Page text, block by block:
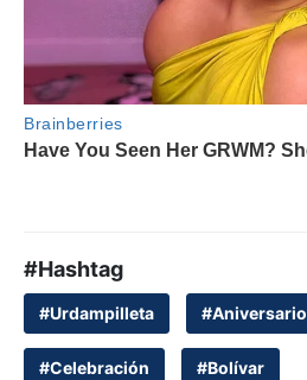
#Hashtag
#Urdampilleta #Aniversario
#Celebración #Bolívar